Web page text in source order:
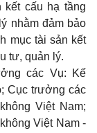
cấu hạ tầng
nhằm đảm bảo
mục tài sản kết
tư, quản lý.
các Vụ: Kế
Cục trưởng các
Việt Nam;
Việt Nam -